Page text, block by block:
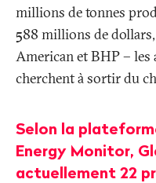
millions de tonnes
588 millions de
American et BHP –
cherchent à sortir du
Selon la
Energy Monitor,
actuellement 22